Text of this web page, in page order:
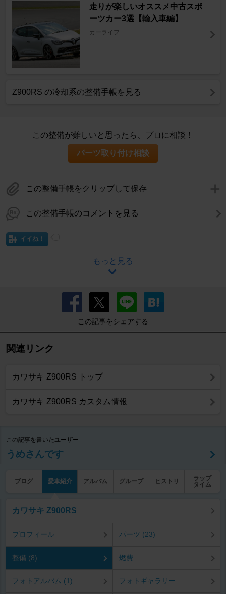
走りが楽しいオススメ中古スポ
ーツカー3選【輸入車編】
カーライフ
Z900RS の冷却系の整備手帳を見る
この整備が難しいと思ったら、プロに相談！
パーツ取り付け相談
この整備手帳をクリップして保存
この整備手帳のコメントを見る
イイね！
もっと見る
この記事をシェアする
関連リンク
カワサキ Z900RS トップ
カワサキ Z900RS カスタム情報
この記事を書いたユーザー
うめさんです
ブログ 愛車紹介 アルバム グループ ヒストリ
ラップ
タイム
カワサキ Z900RS
プロフィール パーツ (23)
整備 (8) 燃費
フォトアルバム (1) フォトギャラリー